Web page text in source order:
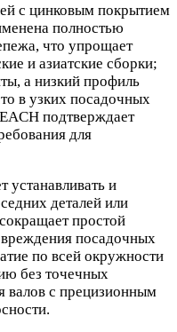
с цинковым покрытием
полностью
что упрощает
и азиатские сборки;
а низкий профиль
в узких посадочных
подтверждает
для
устанавливать и
деталей или
простой
посадочных
по всей окружности
без точечных
валов с прецизионным